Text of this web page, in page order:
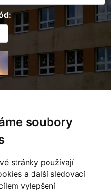
soubory
stránky používají
a další sledovací
vylepšení
Loučnou